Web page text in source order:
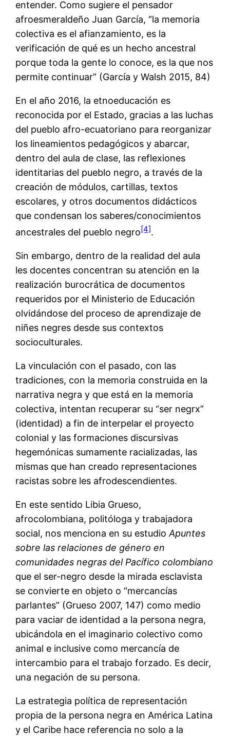
entender. Como sugiere el pensador
afroesmeraldeño Juan García, “la memoria
colectiva es el afianzamiento, es la
verificación de qué es un hecho ancestral
porque toda la gente lo conoce, es la que nos
permite continuar” (García y Walsh 2015, 84)
En el año 2016, la etnoeducación es
reconocida por el Estado, gracias a las luchas
del pueblo afro-ecuatoriano para reorganizar
los lineamientos pedagógicos y abarcar,
dentro del aula de clase, las reflexiones
identitarias del pueblo negro, a través de la
creación de módulos, cartillas, textos
escolares, y otros documentos didácticos
que condensan los saberes/conocimientos
ancestrales del pueblo negro[4].
Sin embargo, dentro de la realidad del aula
les docentes concentran su atención en la
realización burocrática de documentos
requeridos por el Ministerio de Educación
olvidándose del proceso de aprendizaje de
niñes negres desde sus contextos
socioculturales.
La vinculación con el pasado, con las
tradiciones, con la memoria construida en la
narrativa negra y que está en la memoria
colectiva, intentan recuperar su “ser negrx”
(identidad) a fin de interpelar el proyecto
colonial y las formaciones discursivas
hegemónicas sumamente racializadas, las
mismas que han creado representaciones
racistas sobre les afrodescendientes.
En este sentido Libia Grueso,
afrocolombiana, politóloga y trabajadora
social, nos menciona en su estudioApuntes
sobre las relaciones de género en
comunidades negras del Pacífico colombiano
que el ser-negro desde la mirada esclavista
se convierte en objeto o “mercancías
parlantes” (Grueso 2007, 147) como medio
para vaciar de identidad a la persona negra,
ubicándola en el imaginario colectivo como
animal e inclusive como mercancía de
intercambio para el trabajo forzado. Es decir,
una negación de su persona.
La estrategia política de representación
propia de la persona negra en América Latina
y el Caribe hace referencia no solo a la